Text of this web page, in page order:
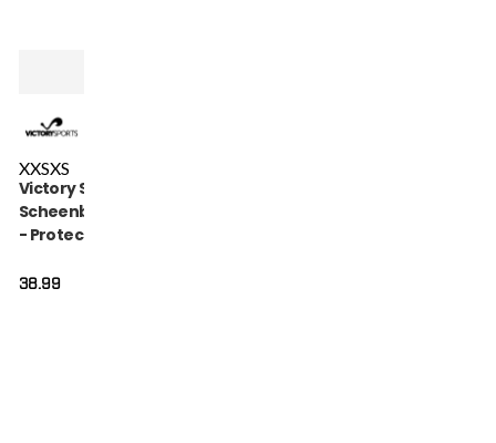
XXSXS
Victory Sports
Scheenbeschermer
- Protect - Rood
38.99